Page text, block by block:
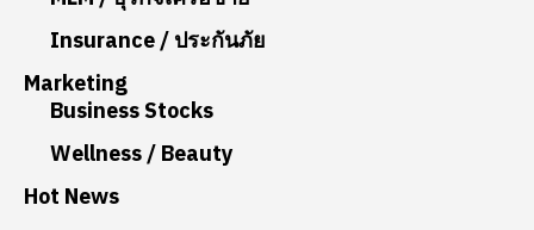
Insurance / ประกันภัย
Marketing
Business Stocks
Wellness / Beauty
Hot News